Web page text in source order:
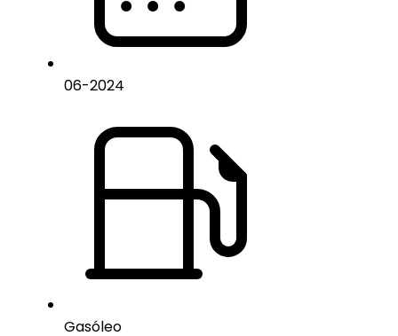
06-2024
Gasóleo